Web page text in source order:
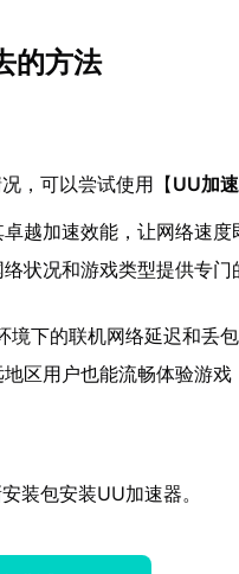
的方法
，可以尝试使用【UU加
越加速效能，让网络速度
状况和游戏类型提供专
境下的联机网络延迟和丢
区用户也能流畅体验游戏
装包安装UU加速器。